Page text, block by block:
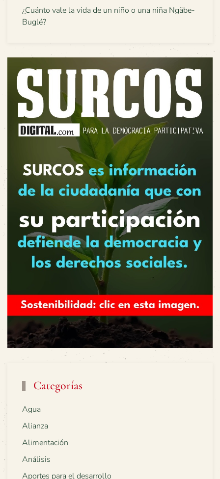
¿Cuánto vale la vida de un niño o una niña Ngäbe-
Buglé?
Categorías
Agua
Alianza
Alimentación
Análisis
Aportes para el desarrollo